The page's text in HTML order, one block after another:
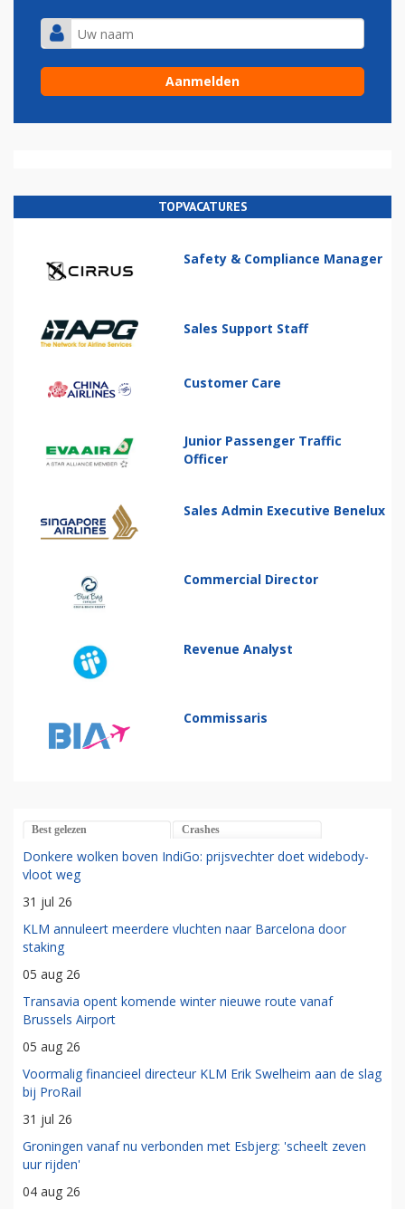
TOPVACATURES
Safety & Compliance Manager
Sales Support Staff
Customer Care
Junior Passenger Traffic
Officer
Sales Admin Executive Benelux
Commercial Director
Revenue Analyst
Commissaris
Best gelezen Crashes
Donkere wolken boven IndiGo: prijsvechter doet widebody-
vloot weg
31 jul 26
KLM annuleert meerdere vluchten naar Barcelona door
staking
05 aug 26
Transavia opent komende winter nieuwe route vanaf
Brussels Airport
05 aug 26
Voormalig financieel directeur KLM Erik Swelheim aan de slag
bij ProRail
31 jul 26
Groningen vanaf nu verbonden met Esbjerg: 'scheelt zeven
uur rijden'
04 aug 26